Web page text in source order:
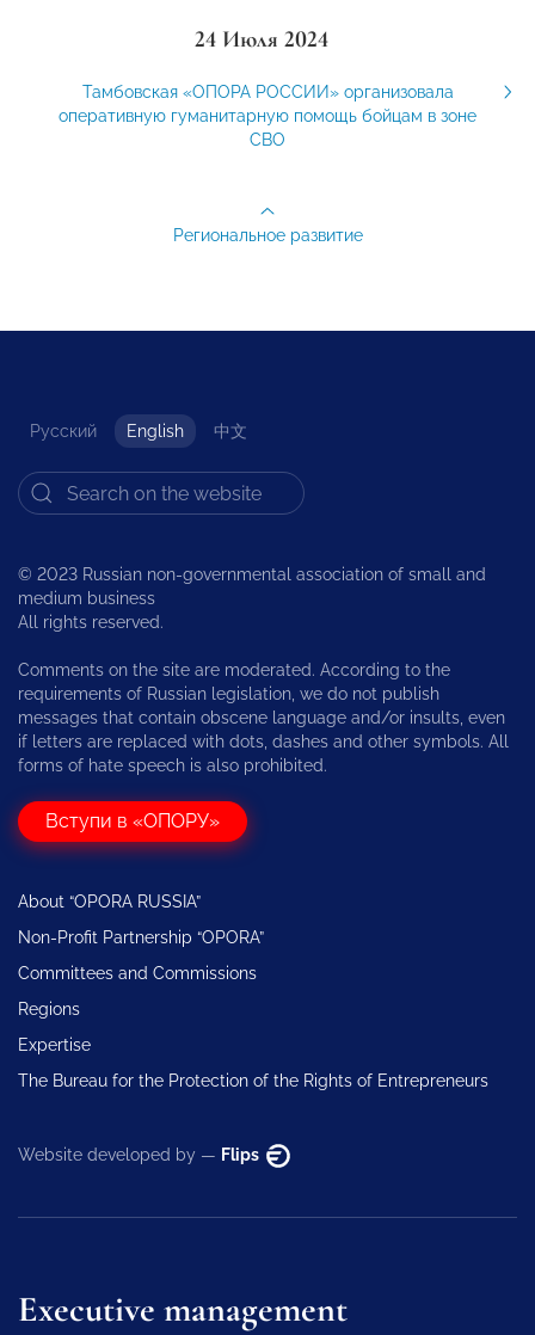
24 Июля 2024
Тамбовская «ОПОРА РОССИИ» организовала
оперативную гуманитарную помощь бойцам в зоне
СВО
Региональное развитие
Русский English 中文
© 2023 Russian non-governmental association of small and
medium business
All rights reserved.
Comments on the site are moderated. According to the
requirements of Russian legislation, we do not publish
messages that contain obscene language and/or insults, even
if letters are replaced with dots, dashes and other symbols. All
forms of hate speech is also prohibited.
Вступи в «ОПОРУ»
About “OPORA RUSSIA”
Non-Profit Partnership “OPORA”
Committees and Commissions
Regions
Expertise
The Bureau for the Protection of the Rights of Entrepreneurs
Website developed by — Flips
Executive management